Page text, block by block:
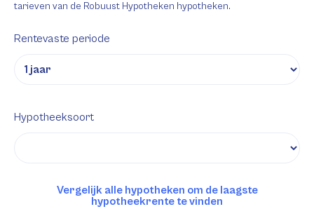
tarieven van de Robuust Hypotheken hypotheken.
Rentevaste periode
Hypotheeksoort
Vergelijk alle hypotheken om de laagste
hypotheekrente te vinden